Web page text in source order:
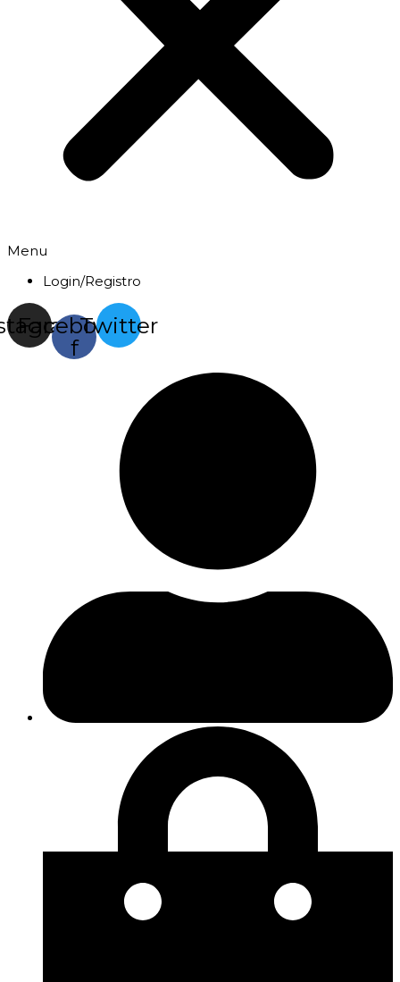
Menu
Login/Registro
Facebook-
f
Twitter